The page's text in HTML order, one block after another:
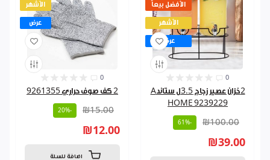
الأشهر
عرض
0
2 كف صوف حراري 9261355
₪15.00
-20%
₪12.00
اضافة للسلة
الأفضل بيعاً
الأشهر
عرض
0
2خزان عصير زجاج 3.5ل ستاندA
HOME 9239229
₪100.00
-61%
₪39.00